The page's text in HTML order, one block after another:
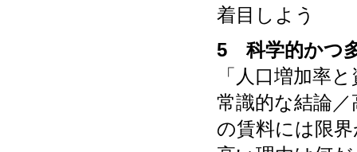
着目しよう
5 科学的かつ
「人口増加率
常識的な結論
の賃料には限